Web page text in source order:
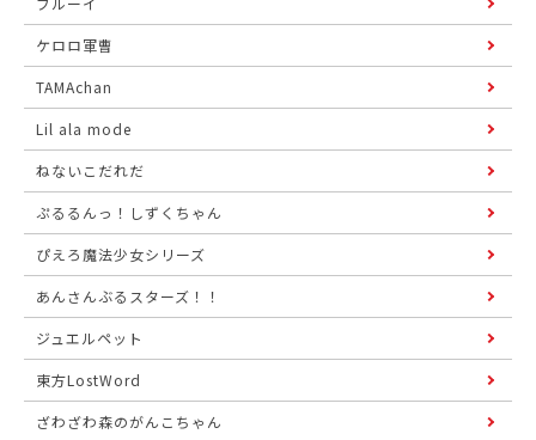
ケロロ軍曹
TAMAchan
Lil ala mode
ねないこだれだ
ぷるるんっ！しずくちゃん
ぴえろ魔法少女シリーズ
あんさんぶるスターズ！！
ジュエルペット
東方LostWord
ざわざわ森のがんこちゃん